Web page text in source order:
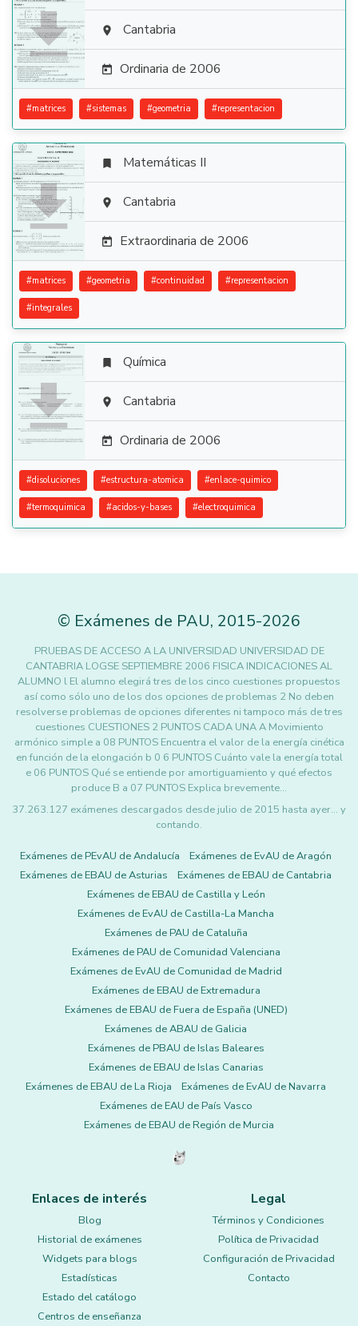
  Cantabria
 Ordinaria de 2006
#matrices #sistemas #geometria #representacion

 Matemáticas II
 Cantabria
 Extraordinaria de 2006
#matrices #geometria #continuidad #representacion
#integrales

 Química
 Cantabria
 Ordinaria de 2006
#disoluciones #estructura-atomica #enlace-quimico
#termoquimica #acidos-y-bases #electroquimica
© Exámenes de PAU, 2015-2026
PRUEBAS DE ACCESO A LA UNIVERSIDAD UNIVERSIDAD DE
CANTABRIA LOGSE SEPTIEMBRE 2006 FISICA INDICACIONES AL
ALUMNO l El alumno elegirá tres de los cinco cuestiones propuestos
así como sólo uno de los dos opciones de problemas 2 No deben
resolverse problemas de opciones diferentes ni tampoco más de tres
cuestiones CUESTIONES 2 PUNTOS CADA UNA A Movimiento
armónico simple a 08 PUNTOS Encuentra el valor de la energía cinética
en función de la elongación b 0 6 PUNTOS Cuánto vale la energía total
e 06 PUNTOS Qué se entiende por amortiguamiento y qué efectos
produce B a 07 PUNTOS Explica brevemente…
37.263.127 exámenes descargados desde julio de 2015 hasta ayer... y
contando.
Exámenes de PEvAU de Andalucía
Exámenes de EvAU de Aragón
Exámenes de EBAU de Asturias
Exámenes de EBAU de Cantabria
Exámenes de EBAU de Castilla y León
Exámenes de EvAU de Castilla-La Mancha
Exámenes de PAU de Cataluña
Exámenes de PAU de Comunidad Valenciana
Exámenes de EvAU de Comunidad de Madrid
Exámenes de EBAU de Extremadura
Exámenes de EBAU de Fuera de España (UNED)
Exámenes de ABAU de Galicia
Exámenes de PBAU de Islas Baleares
Exámenes de EBAU de Islas Canarias
Exámenes de EBAU de La Rioja
Exámenes de EvAU de Navarra
Exámenes de EAU de País Vasco
Exámenes de EBAU de Región de Murcia
Enlaces de interés
Blog
Historial de exámenes
Widgets para blogs
Estadísticas
Estado del catálogo
Centros de enseñanza
Legal
Términos y Condiciones
Política de Privacidad
Configuración de Privacidad
Contacto